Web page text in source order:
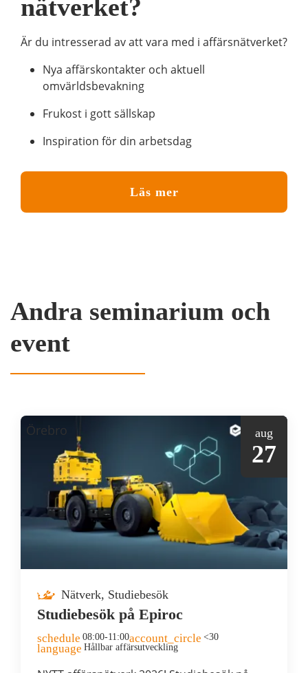
nätverket?
Är du intresserad av att vara med i affärsnätverket?
Nya affärskontakter och aktuell
omvärldsbevakning
Frukost i gott sällskap
Inspiration för din arbetsdag
Läs mer
Andra seminarium och
event
Örebro aug
27
Nätverk, Studiebesök
Studiebesök på Epiroc
schedule 08:00-11:00account_circle <30
language Hållbar affärsutveckling